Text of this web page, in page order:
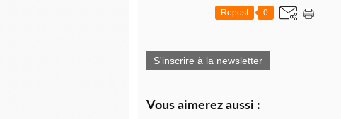
Repost 0
S'inscrire à la newsletter
Vous aimerez aussi :